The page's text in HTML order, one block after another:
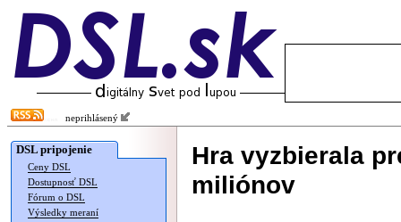
neprihlásený
DSL pripojenie
Ceny DSL
Dostupnosť DSL
Fórum o DSL
Výsledky meraní
Hra vyzbierala
miliónov